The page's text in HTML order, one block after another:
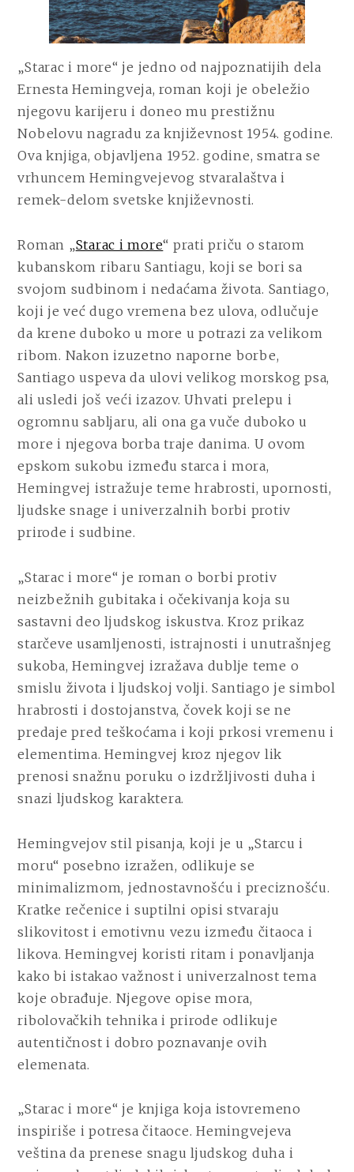
„Starac i more“ je jedno od najpoznatijih dela
Ernesta Hemingveja, roman koji je obeležio
njegovu karijeru i doneo mu prestižnu
Nobelovu nagradu za književnost 1954. godine.
Ova knjiga, objavljena 1952. godine, smatra se
vrhuncem Hemingvejevog stvaralaštva i
remek-delom svetske književnosti.
Roman „Starac i more“ prati priču o starom
kubanskom ribaru Santiagu, koji se bori sa
svojom sudbinom i nedaćama života. Santiago,
koji je već dugo vremena bez ulova, odlučuje
da krene duboko u more u potrazi za velikom
ribom. Nakon izuzetno naporne borbe,
Santiago uspeva da ulovi velikog morskog psa,
ali usledi još veći izazov. Uhvati prelepu i
ogromnu sabljaru, ali ona ga vuče duboko u
more i njegova borba traje danima. U ovom
epskom sukobu između starca i mora,
Hemingvej istražuje teme hrabrosti, upornosti,
ljudske snage i univerzalnih borbi protiv
prirode i sudbine.
„Starac i more“ je roman o borbi protiv
neizbežnih gubitaka i očekivanja koja su
sastavni deo ljudskog iskustva. Kroz prikaz
starčeve usamljenosti, istrajnosti i unutrašnjeg
sukoba, Hemingvej izražava dublje teme o
smislu života i ljudskoj volji. Santiago je simbol
hrabrosti i dostojanstva, čovek koji se ne
predaje pred teškoćama i koji prkosi vremenu i
elementima. Hemingvej kroz njegov lik
prenosi snažnu poruku o izdržljivosti duha i
snazi ljudskog karaktera.
Hemingvejov stil pisanja, koji je u „Starcu i
moru“ posebno izražen, odlikuje se
minimalizmom, jednostavnošću i preciznošću.
Kratke rečenice i suptilni opisi stvaraju
slikovitost i emotivnu vezu između čitaoca i
likova. Hemingvej koristi ritam i ponavljanja
kako bi istakao važnost i univerzalnost tema
koje obrađuje. Njegove opise mora,
ribolovačkih tehnika i prirode odlikuje
autentičnost i dobro poznavanje ovih
elemenata.
„Starac i more“ je knjiga koja istovremeno
inspiriše i potresa čitaoce. Hemingvejeva
veština da prenese snagu ljudskog duha i